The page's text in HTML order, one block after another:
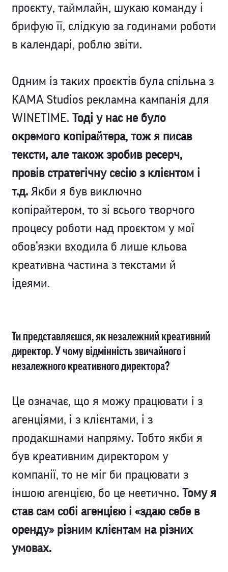
проєкту, таймлайн, шукаю команду і
брифую її, слідкую за годинами роботи
в календарі, роблю звіти.
Одним із таких проєктів була спільна з
KAMA Studios рекламна кампанія для
WINETIME. Тоді у нас не було
окремого копірайтера, тож я писав
тексти, але також зробив ресерч,
провів стратегічну сесію з клієнтом і
т.д. Якби я був виключно
копірайтером, то зі всього творчого
процесу роботи над проєктом у мої
обов’язки входила б лише кльова
креативна частина з текстами й
ідеями.
Ти представляєшся, як незалежний креативний
директор. У чому відмінність звичайного і
незалежного креативного директора?
Це означає, що я можу працювати і з
агенціями, і з клієнтами, і з
продакшнами напряму. Тобто якби я
був креативним директором у
компанії, то не міг би працювати з
іншою агенцією, бо це неетично. Тому я
став сам собі агенцією і «здаю себе в
оренду» різним клієнтам на різних
умовах.